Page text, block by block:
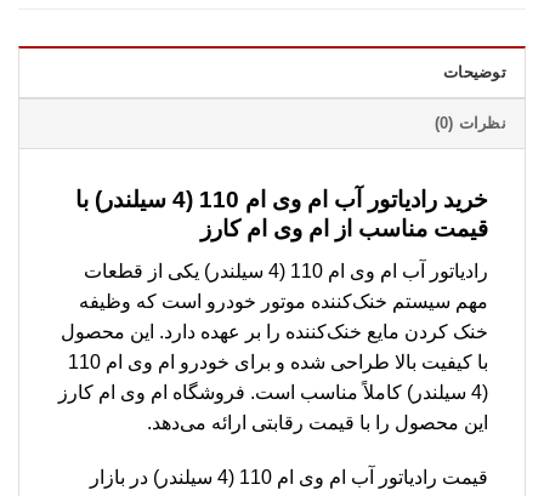
توضیحات
نظرات (0)
خرید رادیاتور آب ام وی ام 110 (4 سیلندر) با
قیمت مناسب از ام وی ام کارز
رادیاتور آب ام وی ام 110 (4 سیلندر) یکی از قطعات
مهم سیستم خنک‌کننده موتور خودرو است که وظیفه
خنک کردن مایع خنک‌کننده را بر عهده دارد. این محصول
با کیفیت بالا طراحی شده و برای خودرو ام وی ام 110
(4 سیلندر) کاملاً مناسب است. فروشگاه ام وی ام کارز
این محصول را با قیمت رقابتی ارائه می‌دهد.
قیمت رادیاتور آب ام وی ام 110 (4 سیلندر) در بازار